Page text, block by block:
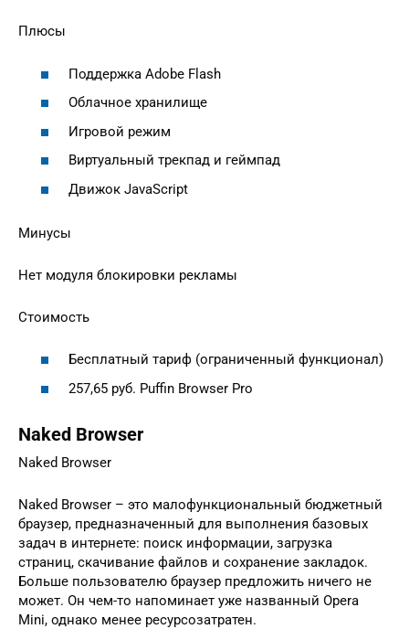
Плюсы
Поддержка Adobe Flash
Облачное хранилище
Игровой режим
Виртуальный трекпад и геймпад
Движок JavaScript
Минусы
Нет модуля блокировки рекламы
Стоимость
Бесплатный тариф (ограниченный функционал)
257,65 руб. Puffin Browser Pro
Naked Browser
Naked Browser
Naked Browser – это малофункциональный бюджетный
браузер, предназначенный для выполнения базовых
задач в интернете: поиск информации, загрузка
страниц, скачивание файлов и сохранение закладок.
Больше пользователю браузер предложить ничего не
может. Он чем-то напоминает уже названный Opera
Mini, однако менее ресурсозатратен.